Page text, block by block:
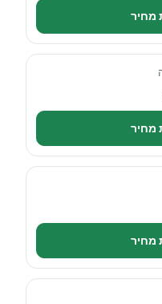
מחיר
מחיר
מחיר